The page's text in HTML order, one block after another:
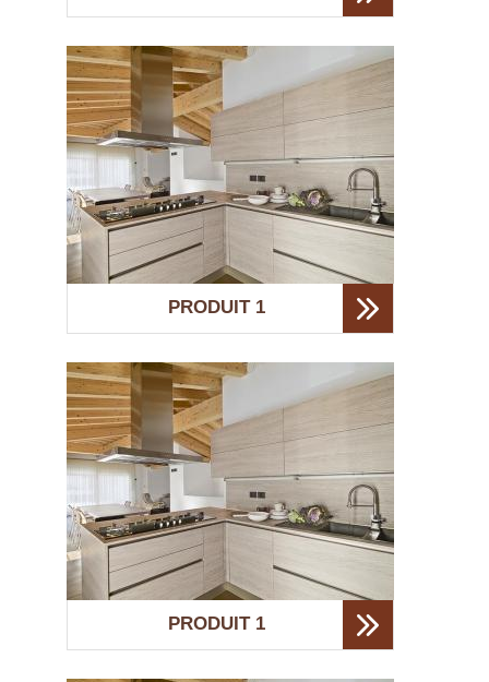
PRODUIT 1
PRODUIT 1